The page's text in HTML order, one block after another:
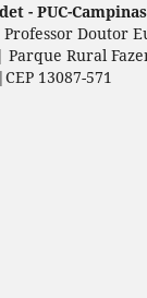
- PUC-Campinas
Professor Doutor
Rural
13087-571